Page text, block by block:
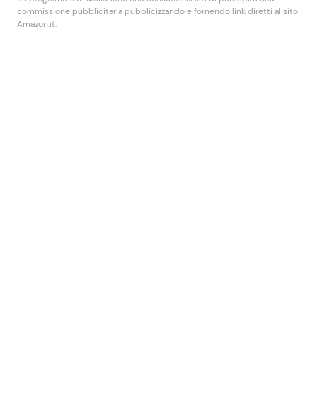
commissione pubblicitaria pubblicizzando e fornendo link diretti al sito
Amazon.it.